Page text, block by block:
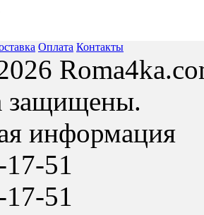
Оплата Контакты
защищены.
информация
51
51